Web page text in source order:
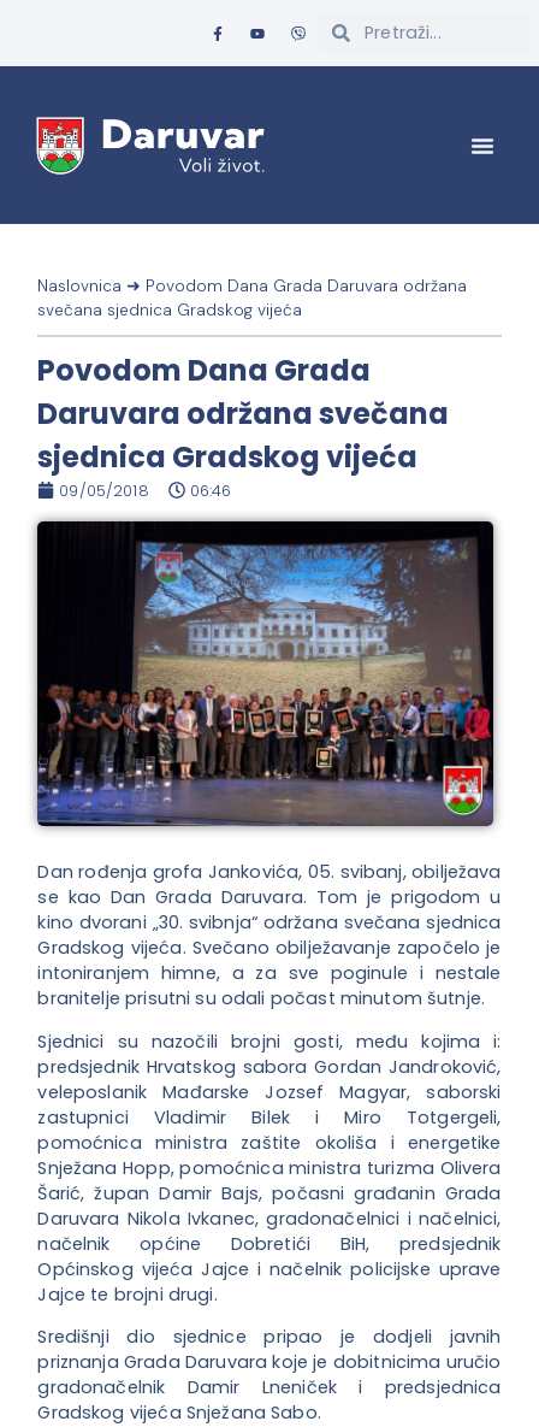
Naslovnica ➜ Povodom Dana Grada Daruvara održana
svečana sjednica Gradskog vijeća
Povodom Dana Grada
Daruvara održana svečana
sjednica Gradskog vijeća
09/05/2018 06:46
Dan rođenja grofa Jankovića, 05. svibanj, obilježava
se kao Dan Grada Daruvara. Tom je prigodom u
kino dvorani „30. svibnja“ održana svečana sjednica
Gradskog vijeća. Svečano obilježavanje započelo je
intoniranjem himne, a za sve poginule i nestale
branitelje prisutni su odali počast minutom šutnje.
Sjednici su nazočili brojni gosti, među kojima i:
predsjednik Hrvatskog sabora Gordan Jandroković,
veleposlanik Mađarske Jozsef Magyar, saborski
zastupnici Vladimir Bilek i Miro Totgergeli,
pomoćnica ministra zaštite okoliša i energetike
Snježana Hopp, pomoćnica ministra turizma Olivera
Šarić, župan Damir Bajs, počasni građanin Grada
Daruvara Nikola Ivkanec, gradonačelnici i načelnici,
načelnik općine Dobretići BiH, predsjednik
Općinskog vijeća Jajce i načelnik policijske uprave
Jajce te brojni drugi.
Središnji dio sjednice pripao je dodjeli javnih
priznanja Grada Daruvara koje je dobitnicima uručio
gradonačelnik Damir Lneniček i predsjednica
Gradskog vijeća Snježana Sabo.